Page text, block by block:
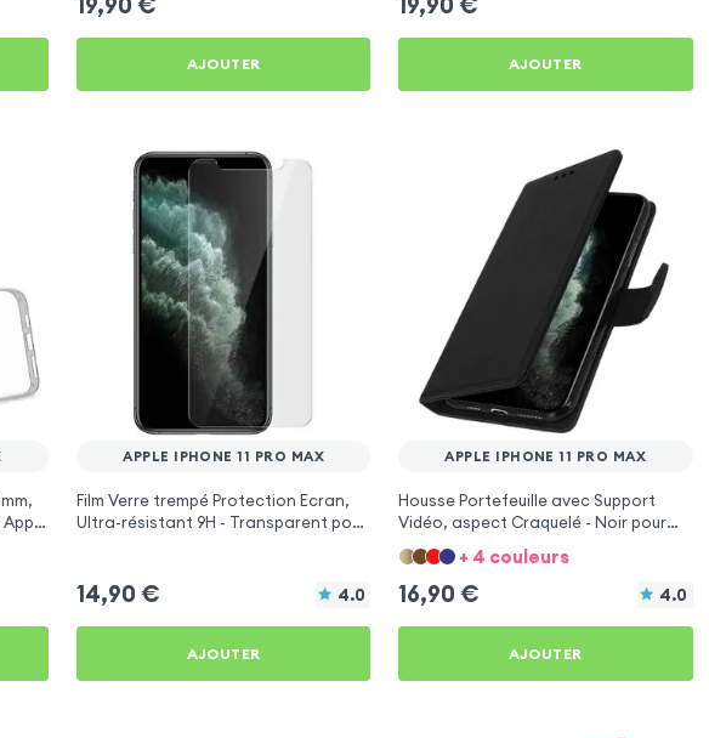
AJOUTER AJOUTER
APPLE IPHONE 11 PRO MAX
Film Verre trempé Protection Ecran,
Ultra-résistant 9H - Transparent pour
14,90 € 4.0
AJOUTER
APPLE IPHONE 11 PRO MAX
Housse Portefeuille avec Support
Vidéo, aspect Craquelé - Noir pour
Apple iPhone 11 Pro Max
+ 4 couleurs
16,90 € 4.0
AJOUTER